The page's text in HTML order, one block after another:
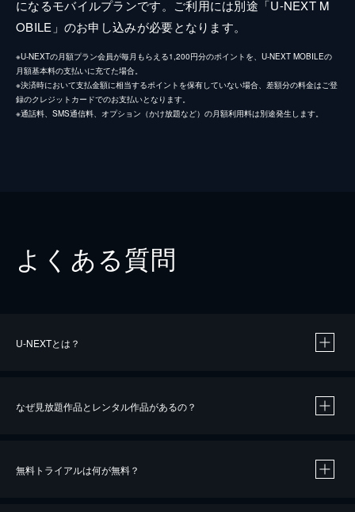
になるモバイルプランです。ご利用には別途「U-NEXT M
OBILE」のお申し込みが必要となります。
※U-NEXTの月額プラン会員が毎月もらえる1,200円分のポイントを、U-NEXT MOBILEの
月額基本料の支払いに充てた場合。
※決済時において支払金額に相当するポイントを保有していない場合、差額分の料金はご登
録のクレジットカードでのお支払いとなります。
※通話料、SMS通信料、オプション（かけ放題など）の月額利用料は別途発生します。
よくある質問
U-NEXTとは？
なぜ見放題作品とレンタル作品があるの？
無料トライアルは何が無料？